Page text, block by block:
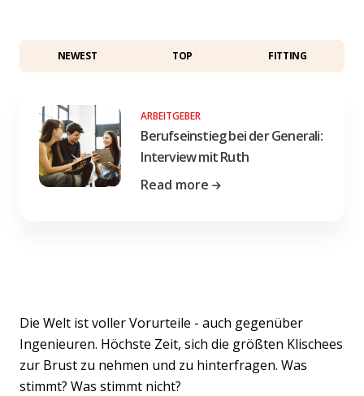
NEWEST TOP FITTING
ARBEITGEBER
Berufseinstieg bei der Generali:
Interview mit Ruth
Read more
Die Welt ist voller Vorurteile - auch gegenüber
Ingenieuren. Höchste Zeit, sich die größten Klischees
zur Brust zu nehmen und zu hinterfragen. Was
stimmt? Was stimmt nicht?